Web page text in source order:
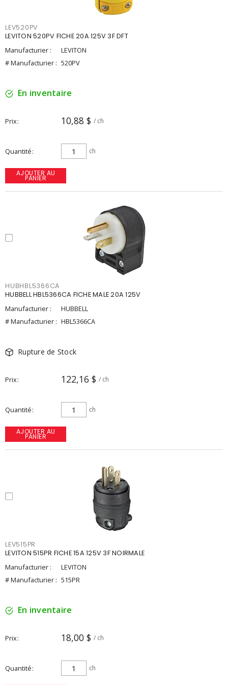
LEV520PV
LEVITON 520PV FICHE 20A 125V 3F DFT
Manufacturier :
LEVITON
# Manufacturier : 520PV
En inventaire
Prix 10,88 $ / ch
Quantité ch
AJOUTER AU
PANIER
HUBHBL5366CA
HUBBELL HBL5366CA FICHE MALE 20A 125V
Manufacturier :
HUBBELL
# Manufacturier : HBL5366CA
Rupture de Stock
Prix 122,16 $ / ch
Quantité ch
AJOUTER AU
PANIER
LEV515PR
LEVITON 515PR FICHE 15A 125V 3F NOIRMALE
Manufacturier :
LEVITON
# Manufacturier : 515PR
En inventaire
Prix 18,00 $ / ch
Quantité ch